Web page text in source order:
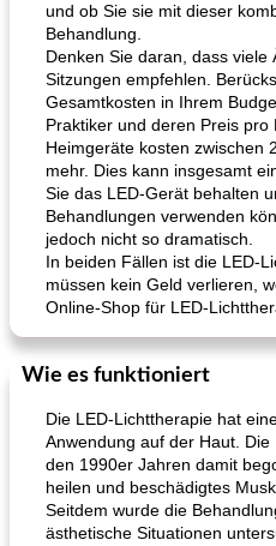
und ob Sie sie mit dieser
Behandlung.
Denken Sie daran, dass viele
Sitzungen empfehlen.
Gesamtkosten in Ihrem
Praktiker und deren Preis pro
Heimgeräte kosten zwischen
mehr. Dies kann insgesamt
Sie das LED-Gerät behalten
Behandlungen verwenden
jedoch nicht so dramatisch.
In beiden Fällen ist die LED-
müssen kein Geld verlieren,
Online-Shop für LED-
Wie es funktioniert
Die LED-Lichttherapie hat
Anwendung auf der Haut. Die
den 1990er Jahren damit
heilen und beschädigtes
Seitdem wurde die
ästhetische Situationen